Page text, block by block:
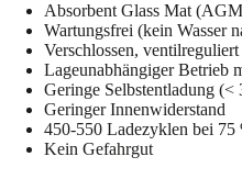
Absorbent Glass Mat
Wartungsfrei (kein Wasser
Verschlossen,
Lageunabhängiger Betrieb
Geringe Selbstentladung (<
Geringer Innenwiderstand
450-550 Ladezyklen bei 75
Kein Gefahrgut